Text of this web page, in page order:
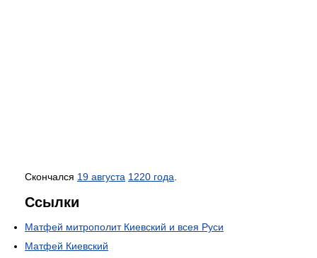
Скончался 19 августа 1220 года
Ссылки
Матфей митрополит Киевский и всея Руси
Матфей Киевский